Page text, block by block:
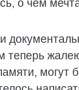
о чем
теперь
могут